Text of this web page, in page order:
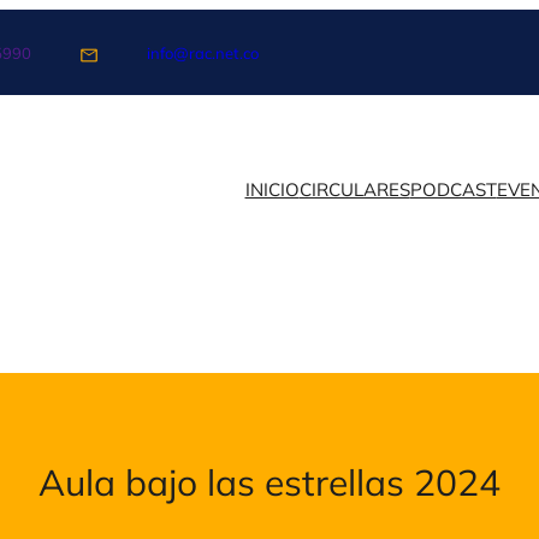
info@rac.net.co
INICIOCIRCULARESPODCAST
Aula bajo las estrellas 2024